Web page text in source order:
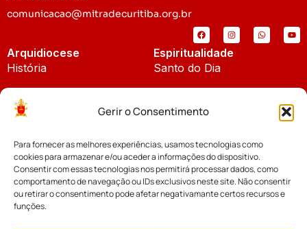
Gerir o Consentimento
Para fornecer as melhores experiências, usamos tecnologias como
cookies para armazenar e/ou aceder a informações do dispositivo.
Consentir com essas tecnologias nos permitirá processar dados, como
comportamento de navegação ou IDs exclusivos neste site. Não consentir
ou retirar o consentimento pode afetar negativamante certos recursos e
funções.
comunicacao@mitradecuritiba.org.br
Arquidiocese
História
Padroeira
Espiritualidade
Santo do Dia
Notícias
Notícias da Arquidiocese
Notícias Cáritas
Cúria Diocesana
Fundo Diocesano